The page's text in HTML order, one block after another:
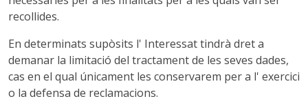
recollides.
En determinats supòsits l' Interessat tindrà dret a
demanar la limitació del tractament de les seves dades,
cas en el qual únicament les conservarem per a l' exercici
o la defensa de reclamacions.